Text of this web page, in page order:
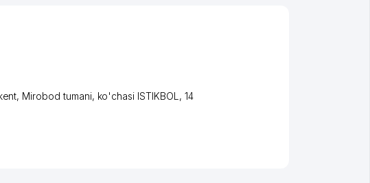
, Mirobod tumani, ko'chasi ISTIKBOL , 14